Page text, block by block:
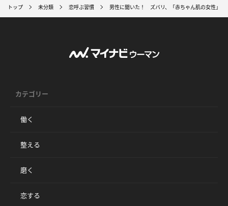
トップ 未分類 恋呼ぶ習慣 男性に聞いた！ ズバリ、「赤ちゃん肌の女性」は
カテゴリー
働く
整える
磨く
恋する